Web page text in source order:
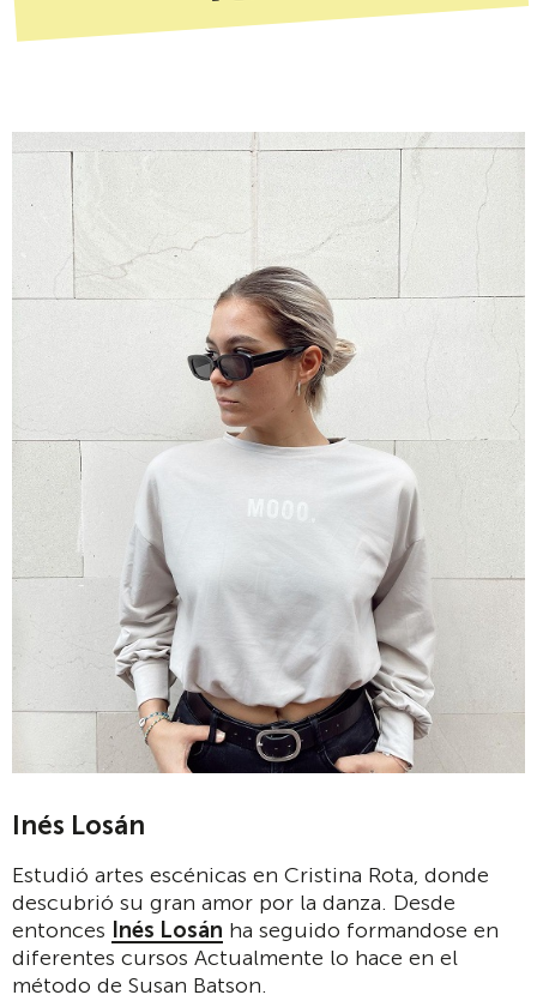
Inés Losán
Estudió artes escénicas en Cristina Rota, donde
descubrió su gran amor por la danza. Desde
entonces Inés Losán ha seguido formandose en
diferentes cursos Actualmente lo hace en el
método de Susan Batson.